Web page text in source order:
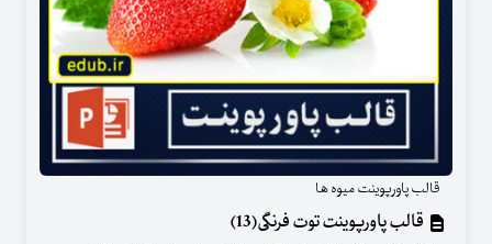
قالب پاورپوینت میوه ها
قالب پاورپوینت توت فرنگی(13)